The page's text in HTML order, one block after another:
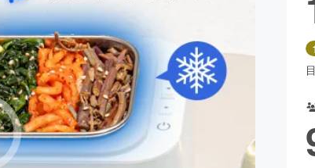
ゲーム・サービス開発
書籍・雑誌出版
チャレンジ ビューティー・